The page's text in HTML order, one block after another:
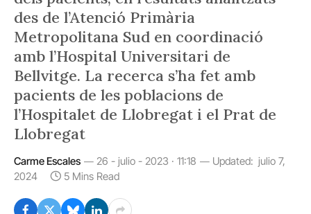
des de l’Atenció Primària
Metropolitana Sud en coordinació
amb l’Hospital Universitari de
Bellvitge. La recerca s’ha fet amb
pacients de les poblacions de
l’Hospitalet de Llobregat i el Prat de
Llobregat
Carme Escales 26 - julio - 2023 · 11:18 Updated: julio 7,
2024
5 Mins Read